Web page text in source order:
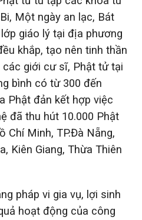
Một ngày an lạc, Bát
giáo lý tại địa phương
khắp, tạo nên tinh thần
giới cư sĩ, Phật tử tại
bình có từ 300 đến
Phật đản kết hợp việc
đã thu hút 10.000 Phật
Chí Minh, TP.Đà Nẵng,
Kiên Giang, Thừa Thiên
pháp vi gia vụ, lợi sinh
hoạt động của công